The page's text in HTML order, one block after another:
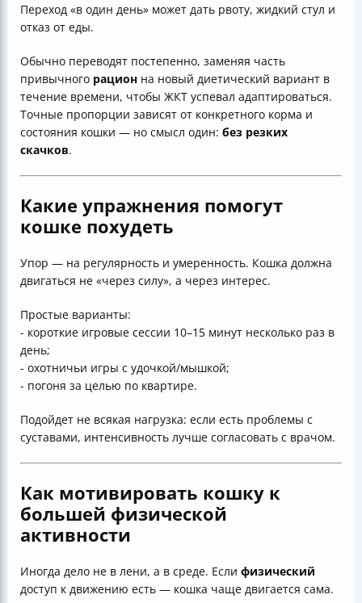
Переход «в один день» может дать рвоту, жидкий стул и
отказ от еды.
Обычно переводят постепенно, заменяя часть
привычного рацион на новый диетический вариант в
течение времени, чтобы ЖКТ успевал адаптироваться.
Точные пропорции зависят от конкретного корма и
состояния кошки — но смысл один: без резких
скачков.
Какие упражнения помогут
кошке похудеть
Упор — на регулярность и умеренность. Кошка должна
двигаться не «через силу», а через интерес.
Простые варианты:
- короткие игровые сессии 10–15 минут несколько раз в
день;
- охотничьи игры с удочкой/мышкой;
- погоня за целью по квартире.
Подойдет не всякая нагрузка: если есть проблемы с
суставами, интенсивность лучше согласовать с врачом.
Как мотивировать кошку к
большей физической
активности
Иногда дело не в лени, а в среде. Если физический
доступ к движению есть — кошка чаще двигается сама.